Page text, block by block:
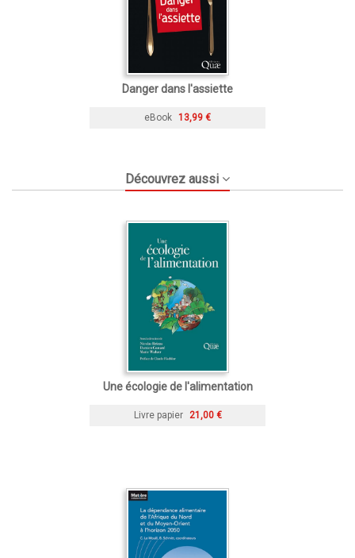
Danger dans l'assiette
eBook 13,99 €
Découvrez aussi
Une écologie de l'alimentation
Livre papier 21,00 €